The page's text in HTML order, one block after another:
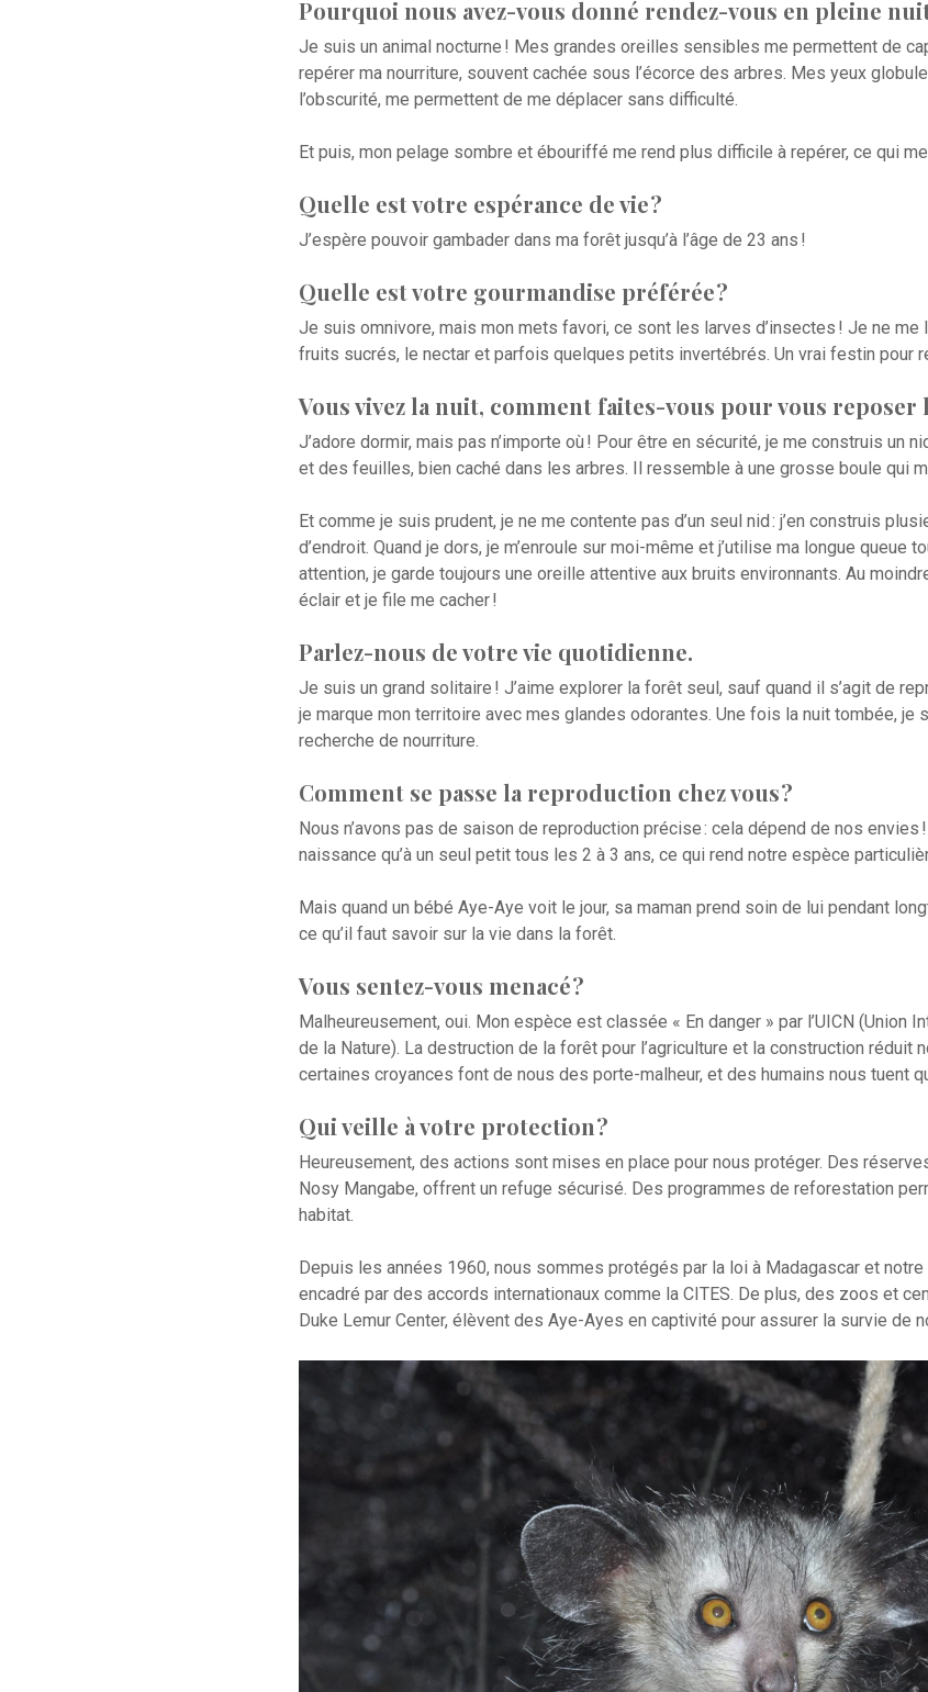
Pourquoi nous avez-vous donné rendez-vous en pleine
Je suis un animal nocturne ! Mes grandes oreilles sensibles me permettent de
repérer ma nourriture, souvent cachée sous l’écorce des arbres. Mes yeux
l’obscurité, me permettent de me déplacer sans difficulté.
Et puis, mon pelage sombre et ébouriffé me rend plus difficile à repérer, ce qui
Quelle est votre espérance de vie ?
J’espère pouvoir gambader dans ma forêt jusqu’à l’âge de 23 ans !
Quelle est votre gourmandise préférée ?
Je suis omnivore, mais mon mets favori, ce sont les larves d’insectes ! Je ne me
fruits sucrés, le nectar et parfois quelques petits invertébrés. Un vrai festin pour
Vous vivez la nuit, comment faites-vous pour vous reposer
J’adore dormir, mais pas n’importe où ! Pour être en sécurité, je me construis un
et des feuilles, bien caché dans les arbres. Il ressemble à une grosse boule qui
Et comme je suis prudent, je ne me contente pas d’un seul nid : j’en construis
d’endroit. Quand je dors, je m’enroule sur moi-même et j’utilise ma longue queue
attention, je garde toujours une oreille attentive aux bruits environnants. Au
éclair et je file me cacher !
Parlez-nous de votre vie quotidienne.
Je suis un grand solitaire ! J’aime explorer la forêt seul, sauf quand il s’agit de
je marque mon territoire avec mes glandes odorantes. Une fois la nuit tombée, je
recherche de nourriture.
Comment se passe la reproduction chez vous ?
Nous n’avons pas de saison de reproduction précise : cela dépend de nos
naissance qu’à un seul petit tous les 2 à 3 ans, ce qui rend notre espèce
Mais quand un bébé Aye-Aye voit le jour, sa maman prend soin de lui pendant
ce qu’il faut savoir sur la vie dans la forêt.
Vous sentez-vous menacé ?
Malheureusement, oui. Mon espèce est classée « En danger » par l’UICN (Union
de la Nature). La destruction de la forêt pour l’agriculture et la construction réduit
certaines croyances font de nous des porte-malheur, et des humains nous tuent
Qui veille à votre protection ?
Heureusement, des actions sont mises en place pour nous protéger. Des
Nosy Mangabe, offrent un refuge sécurisé. Des programmes de reforestation
habitat.
Depuis les années 1960, nous sommes protégés par la loi à Madagascar et
encadré par des accords internationaux comme la CITES. De plus, des zoos et
Duke Lemur Center, élèvent des Aye-Ayes en captivité pour assurer la survie de